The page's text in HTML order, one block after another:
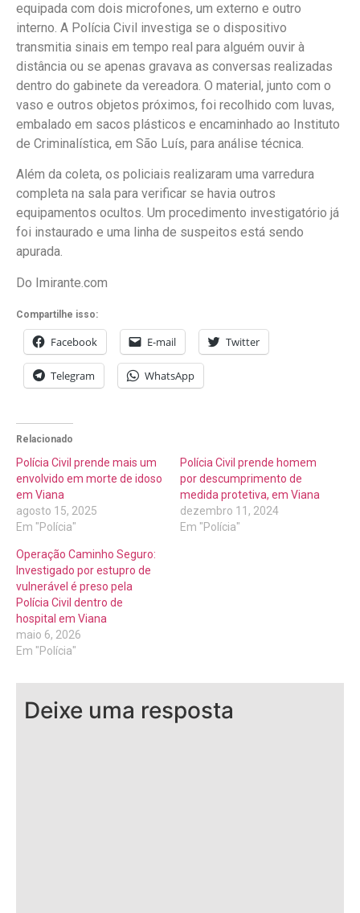
equipada com dois microfones, um externo e outro
interno. A Polícia Civil investiga se o dispositivo
transmitia sinais em tempo real para alguém ouvir à
distância ou se apenas gravava as conversas realizadas
dentro do gabinete da vereadora. O material, junto com o
vaso e outros objetos próximos, foi recolhido com luvas,
embalado em sacos plásticos e encaminhado ao Instituto
de Criminalística, em São Luís, para análise técnica.
Além da coleta, os policiais realizaram uma varredura
completa na sala para verificar se havia outros
equipamentos ocultos. Um procedimento investigatório já
foi instaurado e uma linha de suspeitos está sendo
apurada.
Do Imirante.com
Compartilhe isso:
Facebook E-mail Twitter
Telegram WhatsApp
Relacionado
Polícia Civil prende mais um
envolvido em morte de idoso
em Viana
agosto 15, 2025
Em "Polícia"
Polícia Civil prende homem
por descumprimento de
medida protetiva, em Viana
dezembro 11, 2024
Em "Polícia"
Operação Caminho Seguro:
Investigado por estupro de
vulnerável é preso pela
Polícia Civil dentro de
hospital em Viana
maio 6, 2026
Em "Polícia"
Deixe uma resposta